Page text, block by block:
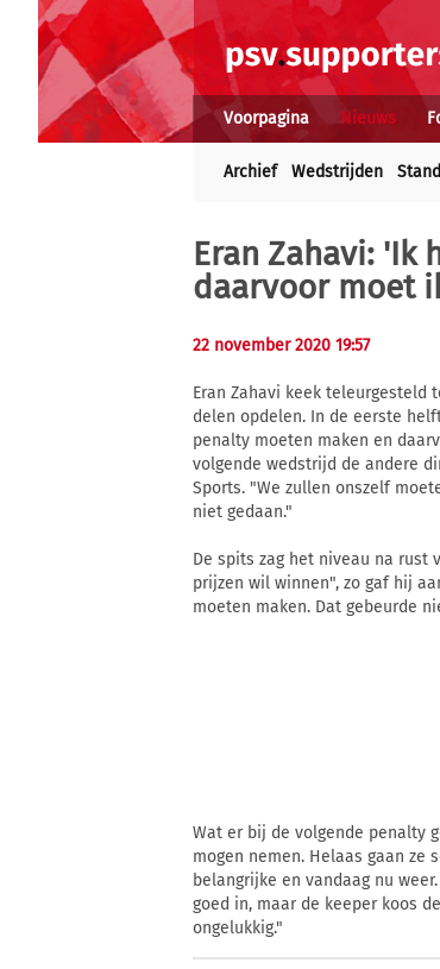
Voorpagina Nieuws
Archief Wedstrijden
Eran Zahavi: 'Ik
daarvoor moet
22 november 2020 19:57
Eran Zahavi keek teleurgesteld
delen opdelen. In de eerste
penalty moeten maken en
volgende wedstrijd de andere
Sports. "We zullen onszelf
niet gedaan."
De spits zag het niveau na rust
prijzen wil winnen", zo gaf hij
moeten maken. Dat gebeurde
Wat er bij de volgende penalty
mogen nemen. Helaas gaan ze
belangrijke en vandaag nu
goed in, maar de keeper koos
ongelukkig."